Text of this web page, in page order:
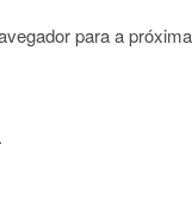
para a